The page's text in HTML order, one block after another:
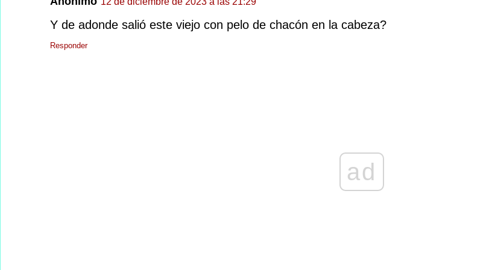
Y de adonde salió este viejo con pelo de chacón en la cabeza?
Responder
ad